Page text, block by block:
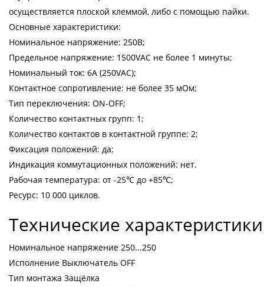
осуществляется плоской клеммой, либо с помощью пайки.
Основные характеристики:
Номинальное напряжение: 250В;
Предельное напряжение: 1500VАС не более 1 минуты;
Номинальный ток: 6A (250VAC);
Контактное сопротивление: не более 35 мОм;
Тип переключения: ON-OFF;
Количество контактных групп: 1;
Количество контактов в контактной группе: 2;
Фиксация положений: да;
Индикация коммутационных положений: нет.
Рабочая температура: от -25℃ до +85℃;
Ресурс: 10 000 циклов.
Технические
Номинальное напряжение 250...250
Исполнение Выключатель OFF
Тип монтажа Защёлка